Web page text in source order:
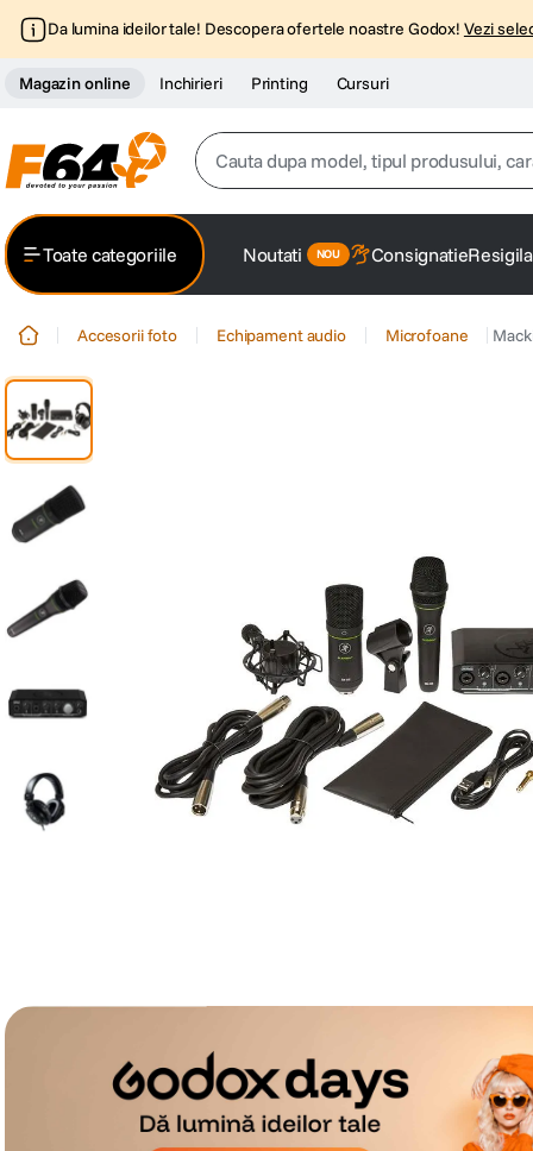
Da lumina ideilor tale! Descopera ofertele noastre Godox! Vezi
Magazin online Inchirieri Printing Cursuri
Cauta dupa model, tipul produsului,
2. trepied
7. sony fx
. card memorie
9. dji mic mini
10. dji osmo
Toate categoriile Noutati Consignatie
Accesorii foto Echipament audio Microfoane